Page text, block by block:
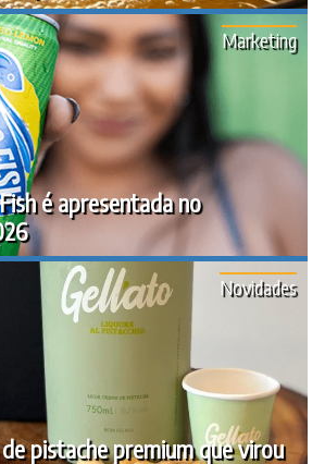
é apresentada no
Marketing
pistache premium que virou
Novidades